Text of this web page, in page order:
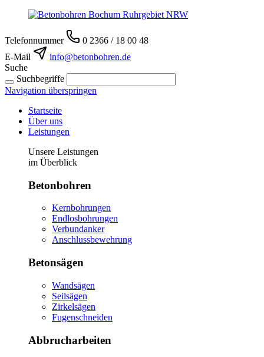
Telefonnummer
0 2366 / 18 00 48
E-Mail
info@betonbohren.de
Suche
Suchbegriffe
Navigation überspringen
Startseite
Über uns
Leistungen
Unsere Leistungen
im Überblick
Betonbohren
Kernbohrungen
Endlosbohrungen
Verbundanker
Anschlussbewehrung
Betonsägen
Wandsägen
Seilsägen
Zirkelsägen
Fugenschneiden
Abbrucharbeiten